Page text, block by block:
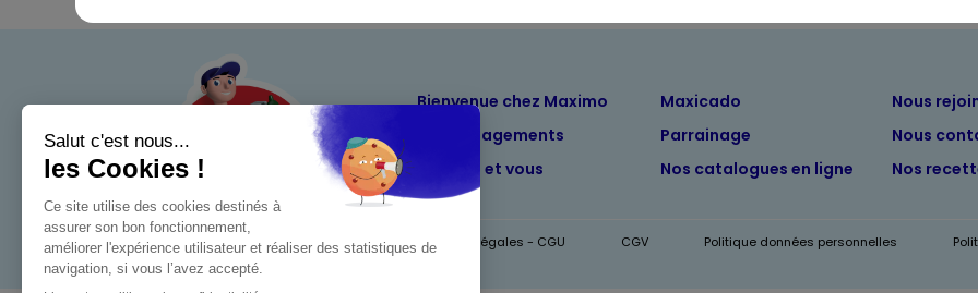
Bienvenue chez Maximo
Nos engagements
Maximo et vous
Maxicado
Parrainage
Nos catalogues en ligne
Nous
Nous
Nos
Mentions légales - CGU CGV Politique données personnelles